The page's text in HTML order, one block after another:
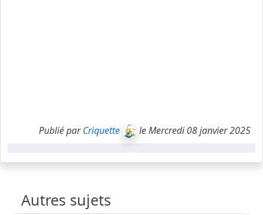
Publié parCriquette le Mercredi 08 janvier 2025
Autres sujets